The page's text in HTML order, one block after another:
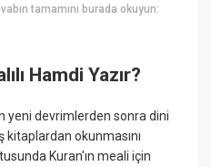
tamamını burada okuyun:
Hamdi Yazır?
yeni devrimlerden sonra dini
kitaplardan okunmasını
Kuran'ın meali için